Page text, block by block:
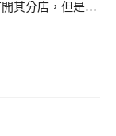
開其分店，但是…